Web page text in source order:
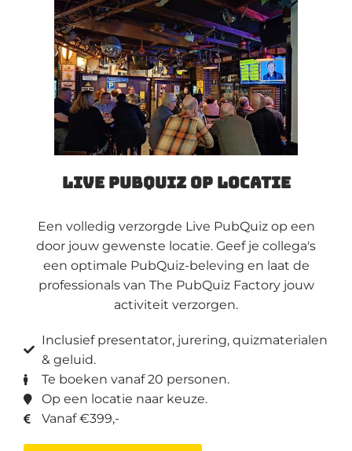
Live PubQuiz op locatie
Een volledig verzorgde Live PubQuiz op een
door jouw gewenste locatie. Geef je collega's
een optimale PubQuiz-beleving en laat de
professionals van The PubQuiz Factory jouw
activiteit verzorgen.
Inclusief presentator, jurering, quizmaterialen
& geluid.
Te boeken vanaf 20 personen.
Op een locatie naar keuze.
Vanaf €399,-